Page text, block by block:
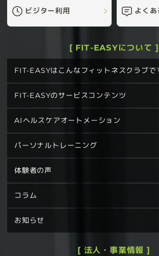
ビジター利用 よく
[ FIT-EASYについて ]
FIT-EASYはこんなフィットネスクラブで
FIT-EASYのサービスコンテンツ
AIヘルスケアオートメーション
パーソナルトレーニング
体験者の声
コラム
お知らせ
[ 法人・事業情報 ]